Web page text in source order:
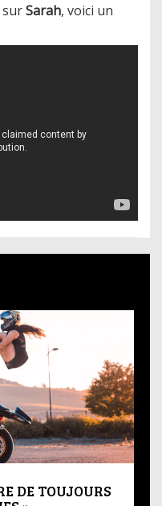
surSarah, voici un
DE TOUJOURS